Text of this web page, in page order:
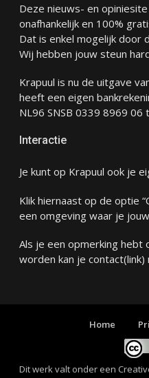
Deze nieuws- en
onafhankelijk en 100%
Dat is enkel mogelijk door
Wij hebben jouw steun
Krapuul is nu de uitgave
heeft een eigen
NL96 SNSB 0339 8969 06
Interactie
Je kunt op Krapuul ook je
Klik hiernaast op de optie
een omgeving waar je
Als je een opmerking
worden kan je contact(link)
Home
Dit werk valt onder een